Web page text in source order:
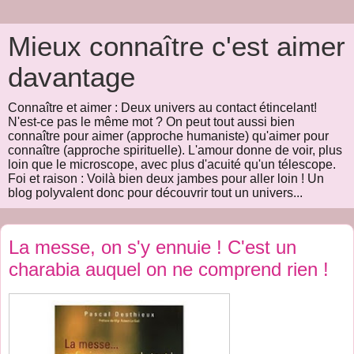
Mieux connaître c'est aimer
davantage
Connaître et aimer : Deux univers au contact étincelant!
N'est-ce pas le même mot ? On peut tout aussi bien
connaître pour aimer (approche humaniste) qu'aimer pour
connaître (approche spirituelle). L'amour donne de voir, plus
loin que le microscope, avec plus d'acuité qu'un télescope.
Foi et raison : Voilà bien deux jambes pour aller loin ! Un
blog polyvalent donc pour découvrir tout un univers...
La messe, on s'y ennuie ! C'est un
charabia auquel on ne comprend rien !